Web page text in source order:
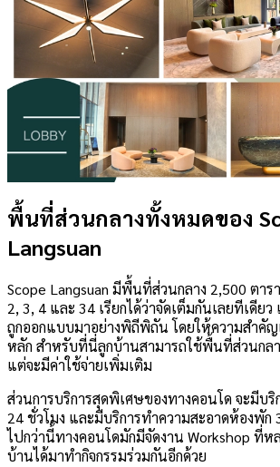
พื้นที่ส่วนกลางทั้งหมดของ
Langsuan
Scope Langsuan มีพื้นที่ส่วนกลาง 2,500 ตา
2, 3, 4 และ 34 เรียกได้ว่าจัดเต็มกันเลยทีเดีย
ถูกออกแบบมาอย่างพิถีพิถัน โดยให้ความสำคัญ
หลัก สำหรับที่นี่ลูกบ้านสามารถใช้พื้นที่ส่วนกลา
แต่จะมีค่าใช้จ่ายเพิ่มเติม
ส่วนการบริการสุดพิเศษของทางคอนโด จะมีบ
24 ชั่วโมง และมีบริการทำความสะอาดห้องพัก
ไปกว่านี้ทางคอนโดมักมีจัดงาน Workshop ที่ห
บ้านได้มาทำกิจกรรมร่วมกันอีกด้วย